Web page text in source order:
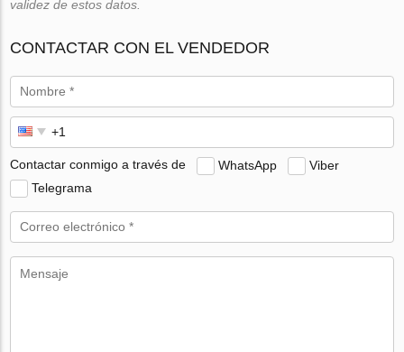
validez de estos datos.
CONTACTAR CON EL VENDEDOR
Contactar conmigo a través de WhatsApp
Viber
Telegrama